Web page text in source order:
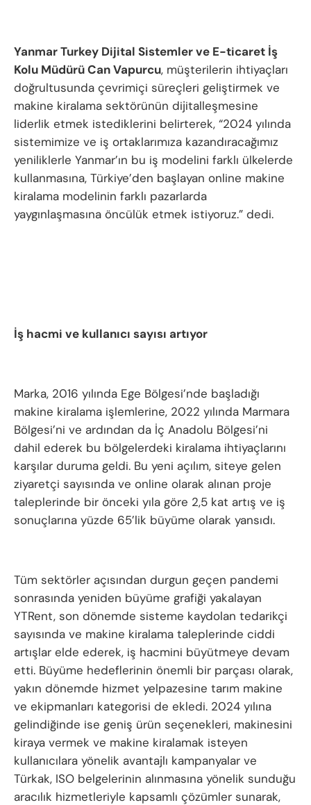
Yanmar Turkey Dijital Sistemler ve E-ticaret İş
Kolu Müdürü Can Vapurcu, müşterilerin ihtiyaçları
doğrultusunda çevrimiçi süreçleri geliştirmek ve
makine kiralama sektörünün dijitalleşmesine
liderlik etmek istediklerini belirterek, “2024 yılında
sistemimize ve iş ortaklarımıza kazandıracağımız
yeniliklerle Yanmar’ın bu iş modelini farklı ülkelerde
kullanmasına, Türkiye’den başlayan online makine
kiralama modelinin farklı pazarlarda
yaygınlaşmasına öncülük etmek istiyoruz.” dedi.
İş hacmi ve kullanıcı sayısı artıyor
Marka, 2016 yılında Ege Bölgesi’nde başladığı
makine kiralama işlemlerine, 2022 yılında Marmara
Bölgesi’ni ve ardından da İç Anadolu Bölgesi’ni
dahil ederek bu bölgelerdeki kiralama ihtiyaçlarını
karşılar duruma geldi. Bu yeni açılım, siteye gelen
ziyaretçi sayısında ve online olarak alınan proje
taleplerinde bir önceki yıla göre 2,5 kat artış ve iş
sonuçlarına yüzde 65’lik büyüme olarak yansıdı.
Tüm sektörler açısından durgun geçen pandemi
sonrasında yeniden büyüme grafiği yakalayan
YTRent, son dönemde sisteme kaydolan tedarikçi
sayısında ve makine kiralama taleplerinde ciddi
artışlar elde ederek, iş hacmini büyütmeye devam
etti. Büyüme hedeflerinin önemli bir parçası olarak,
yakın dönemde hizmet yelpazesine tarım makine
ve ekipmanları kategorisi de ekledi. 2024 yılına
gelindiğinde ise geniş ürün seçenekleri, makinesini
kiraya vermek ve makine kiralamak isteyen
kullanıcılara yönelik avantajlı kampanyalar ve
Türkak, ISO belgelerinin alınmasına yönelik sunduğu
aracılık hizmetleriyle kapsamlı çözümler sunarak,